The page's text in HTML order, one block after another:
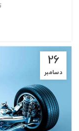
26
دسامبر